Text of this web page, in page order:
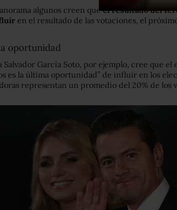
algunos creen queel resultado del
en el resultado de las votaciones, el
oportunidad
Salvador García Soto, por ejemplo, cree que
es la última oportunidad” de influir en los
representan un promedio del 20% de los